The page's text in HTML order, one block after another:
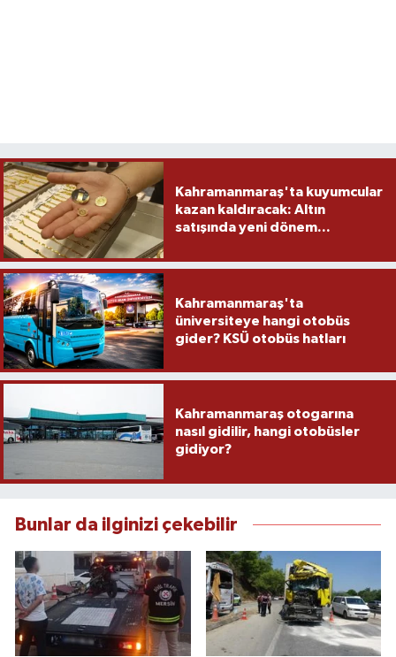
Kahramanmaraş'ta kuyumcular
kazan kaldıracak: Altın
satışında yeni dönem...
Kahramanmaraş'ta
üniversiteye hangi otobüs
gider? KSÜ otobüs hatları
Kahramanmaraş otogarına
nasıl gidilir, hangi otobüsler
gidiyor?
Bunlar da ilginizi çekebilir